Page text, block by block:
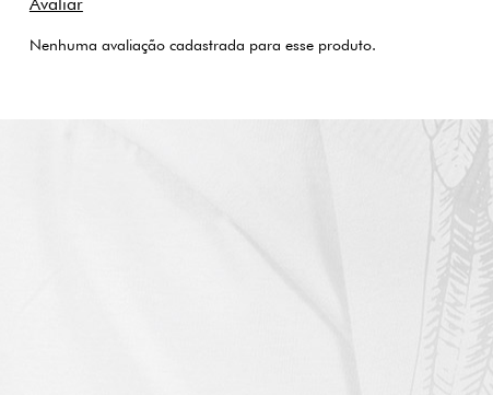
Nenhuma avaliação cadastrada para esse produto.